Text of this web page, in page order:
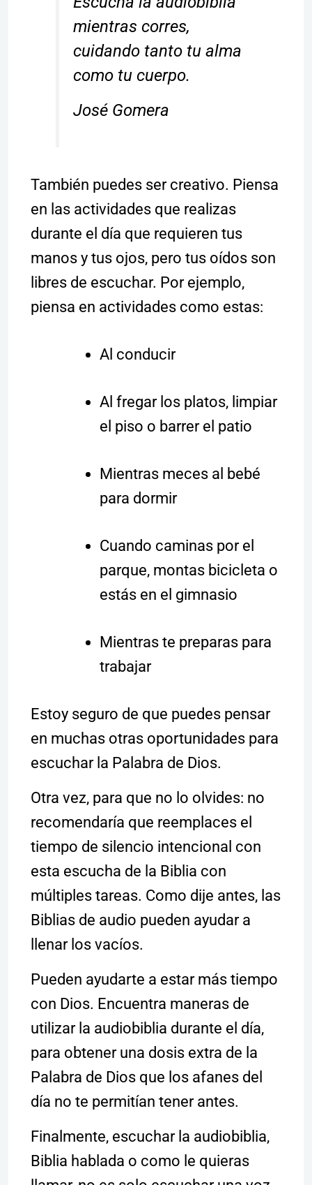
mientras corres,
cuidando tanto tu alma
como tu cuerpo.
José Gomera
También puedes ser creativo. Piensa
en las actividades que realizas
durante el día que requieren tus
manos y tus ojos, pero tus oídos son
libres de escuchar. Por ejemplo,
piensa en actividades como estas:
Al conducir
Al fregar los platos, limpiar
el piso o barrer el patio
Mientras meces al bebé
para dormir
Cuando caminas por el
parque, montas bicicleta o
estás en el gimnasio
Mientras te preparas para
trabajar
Estoy seguro de que puedes pensar
en muchas otras oportunidades para
escuchar la Palabra de Dios.
Otra vez, para que no lo olvides: no
recomendaría que reemplaces el
tiempo de silencio intencional con
esta escucha de la Biblia con
múltiples tareas. Como dije antes, las
Biblias de audio pueden ayudar a
llenar los vacíos.
Pueden ayudarte a estar más tiempo
con Dios. Encuentra maneras de
utilizar la audiobiblia durante el día,
para obtener una dosis extra de la
Palabra de Dios que los afanes del
día no te permitían tener antes.
Finalmente, escuchar la audiobiblia,
Biblia hablada o como le quieras